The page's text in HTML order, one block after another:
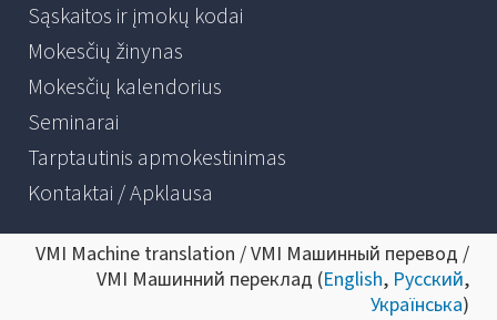
Sąskaitos ir įmokų kodai
Mokesčių žinynas
Mokesčių kalendorius
Seminarai
Tarptautinis apmokestinimas
Kontaktai / Apklausa
VMI Machine translation / VMI Машинный перевод /
VMI Машинний переклад (English, Русский,
Українська)